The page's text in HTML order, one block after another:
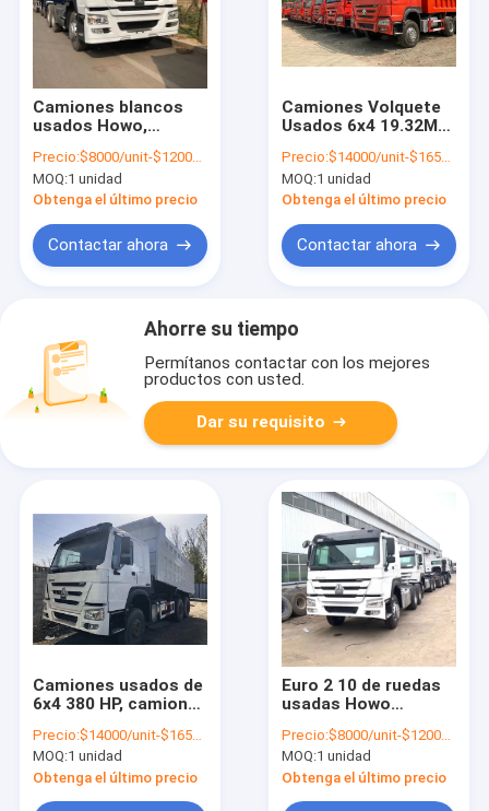
Camiones blancos
usados Howo,
camión tractor
pesado
Precio:$8000/unit-$12000/unit
MOQ:1 unidad
Obtenga el último precio
Contactar ahora
Camiones Volquete
Usados 6x4 19.32M3
Howo Usado Para
Minería de Carbón
Precio:$14000/unit-$16500/unit
MOQ:1 unidad
Obtenga el último precio
Contactar ahora
Ahorre su tiempo
Permítanos contactar con los mejores
productos con usted.
Dar su requisito
Camiones usados de
6x4 380 HP, camiones
380
Precio:$14000/unit-$16500/unit
MOQ:1 unidad
Obtenga el último precio
Euro 2 10 de ruedas
usadas Howo
Howo 6x4 camión
tractor
Precio:$8000/unit-$12000/unit
MOQ:1 unidad
Obtenga el último precio